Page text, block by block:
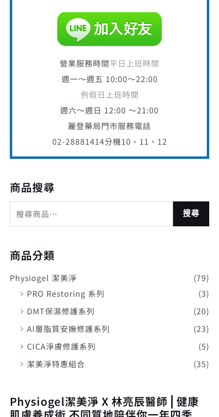
營業服務時間平日上班時間
週一～週五 10:00～22:00
例假日上班時間
週六～週日 12:00 ～21:00
麗登藥局門市服務電話
02-28881414分機10、11、12
商品搜尋
搜尋
商品分類
Physiogel 潔美淨
(79)
PRO Restoring 系列
(3)
DMT保濕修護系列
(20)
AI層脂質安撫修護系列
(23)
CICA淨膚修護系列
(5)
潔美淨特惠組合
(35)
Physiogel潔美淨 X 林亮辰醫師⎪健康